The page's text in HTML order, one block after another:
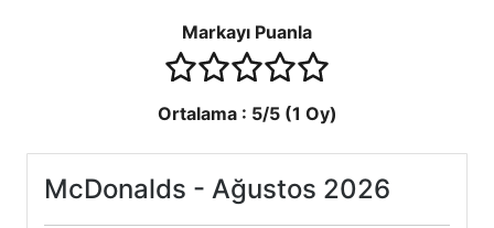
Markayı Puanla
4 stars
3 stars
2 stars
1 stars
Ortalama : 5/5 (1 Oy)
McDonalds - Ağustos 2026